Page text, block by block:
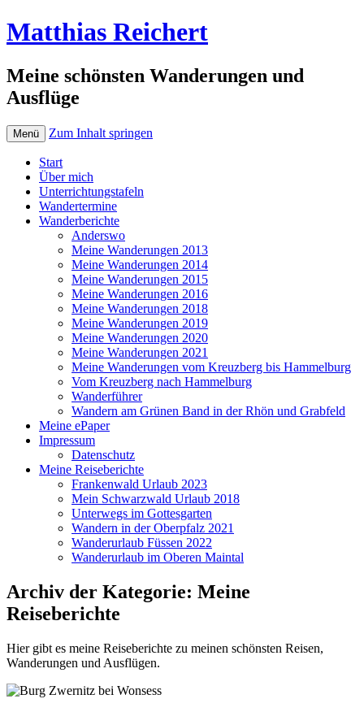
Matthias Reichert
Meine schönsten Wanderungen und
Ausflüge
Menü Zum Inhalt springen
Start
Über mich
Unterrichtungstafeln
Wandertermine
Wanderberichte
Anderswo
Meine Wanderungen 2013
Meine Wanderungen 2014
Meine Wanderungen 2015
Meine Wanderungen 2016
Meine Wanderungen 2018
Meine Wanderungen 2019
Meine Wanderungen 2020
Meine Wanderungen 2021
Meine Wanderungen vom Kreuzberg bis Hammelburg
Vom Kreuzberg nach Hammelburg
Wanderführer
Wandern am Grünen Band in der Rhön und Grabfeld
Meine ePaper
Impressum
Datenschutz
Meine Reiseberichte
Frankenwald Urlaub 2023
Mein Schwarzwald Urlaub 2018
Unterwegs im Gottesgarten
Wandern in der Oberpfalz 2021
Wanderurlaub Füssen 2022
Wanderurlaub im Oberen Maintal
Archiv der Kategorie: Meine
Reiseberichte
Hier gibt es meine Reiseberichte zu meinen schönsten Reisen,
Wanderungen und Ausflügen.